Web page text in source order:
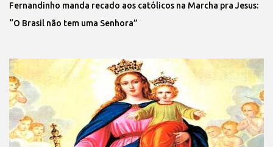
Fernandinho manda recado aos católicos na Marcha pra Jesus:
“O Brasil não tem uma Senhora”